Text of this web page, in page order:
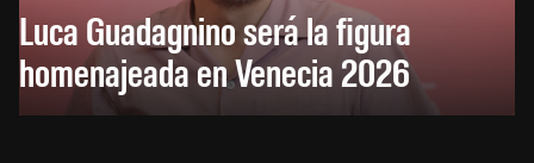
Luca Guadagnino será la figura
homenajeada en Venecia 2026